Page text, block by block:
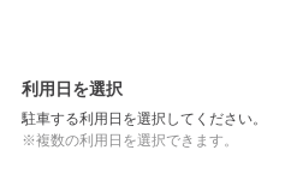
利用日を選択
駐車する利用日を選択してください。
※複数の利用日を選択できます。